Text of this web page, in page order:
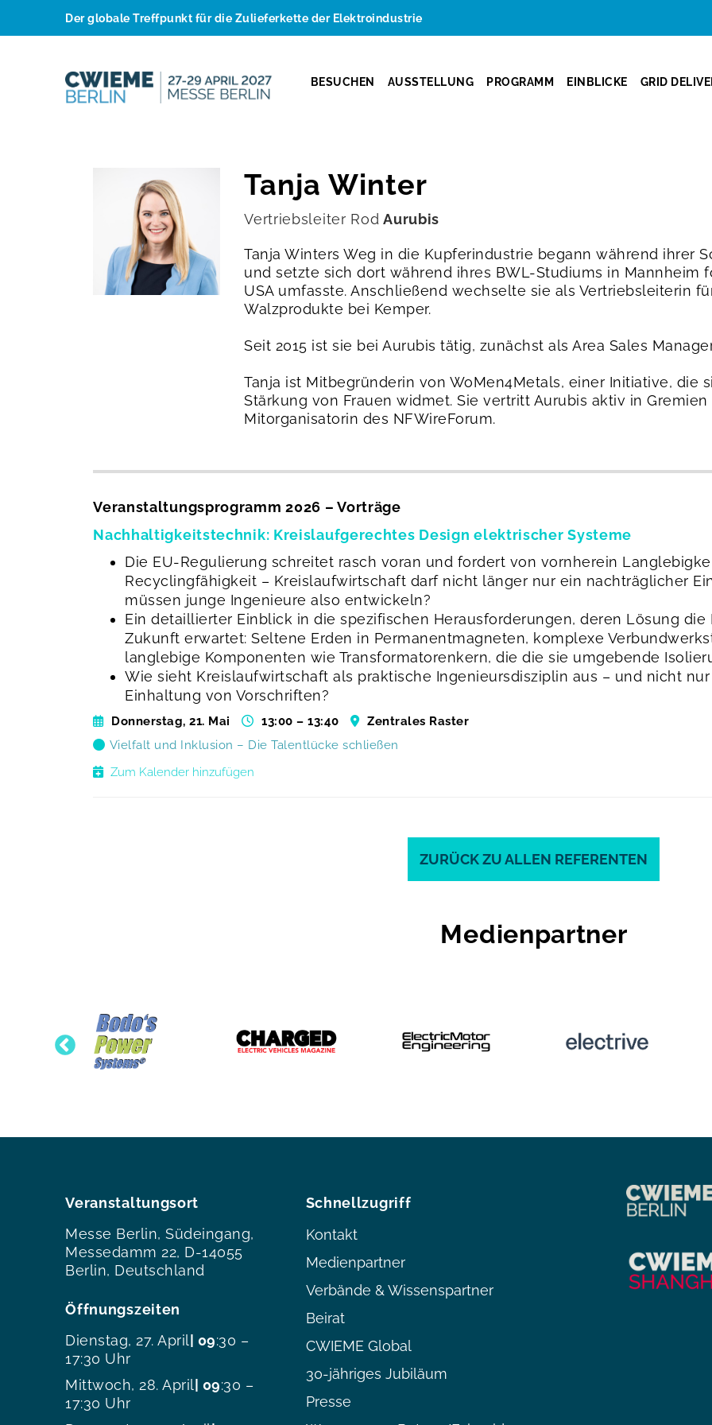
Der globale Treffpunkt für die Zulieferkette der Elektroindustrie
BESUCHEN AUSSTELLUNG PROGRAMM EINBLICKE GRID
Tanja Winter
Vertriebsleiter Rod Aurubis
Tanja Winters Weg in die Kupferindustrie begann während ihrer
und setzte sich dort während ihres BWL-Studiums in Mannheim
USA umfasste. Anschließend wechselte sie als Vertriebsleiterin
Walzprodukte bei Kemper.
Seit 2015 ist sie bei Aurubis tätig, zunächst als Area Sales
Tanja ist Mitbegründerin von WoMen4Metals, einer Initiative, die
Stärkung von Frauen widmet. Sie vertritt Aurubis aktiv in
Mitorganisatorin des NFWireForum.
Veranstaltungsprogramm 2026 – Vorträge
Nachhaltigkeitstechnik: Kreislaufgerechtes Design elektrischer Systeme
Die EU-Regulierung schreitet rasch voran und fordert von vornherein
Recyclingfähigkeit – Kreislaufwirtschaft darf nicht länger nur ein nachträglicher
müssen junge Ingenieure also entwickeln?
Ein detaillierter Einblick in die spezifischen Herausforderungen, deren Lösung
Zukunft erwartet: Seltene Erden in Permanentmagneten, komplexe
langlebige Komponenten wie Transformatorenkern, die die sie umgebende
Wie sieht Kreislaufwirtschaft als praktische Ingenieursdisziplin aus – und nicht
Einhaltung von Vorschriften?
Donnerstag, 21. Mai 13:00 – 13:40
Zentrales Raster
Vielfalt und Inklusion – Die Talentlücke schließen
Zum Kalender hinzufügen
ZURÜCK ZU ALLEN REFERENTEN
Medienpartner
Veranstaltungsort
Messe Berlin, Südeingang,
Messedamm 22, D-14055
Berlin, Deutschland
Öffnungszeiten
Dienstag, 27. April | 09:30 –
17:30 Uhr
Mittwoch, 28. April | 09:30 –
17:30 Uhr
Schnellzugriff
Kontakt
Medienpartner
Verbände & Wissenspartner
Beirat
CWIEME Global
30-jähriges Jubiläum
Presse